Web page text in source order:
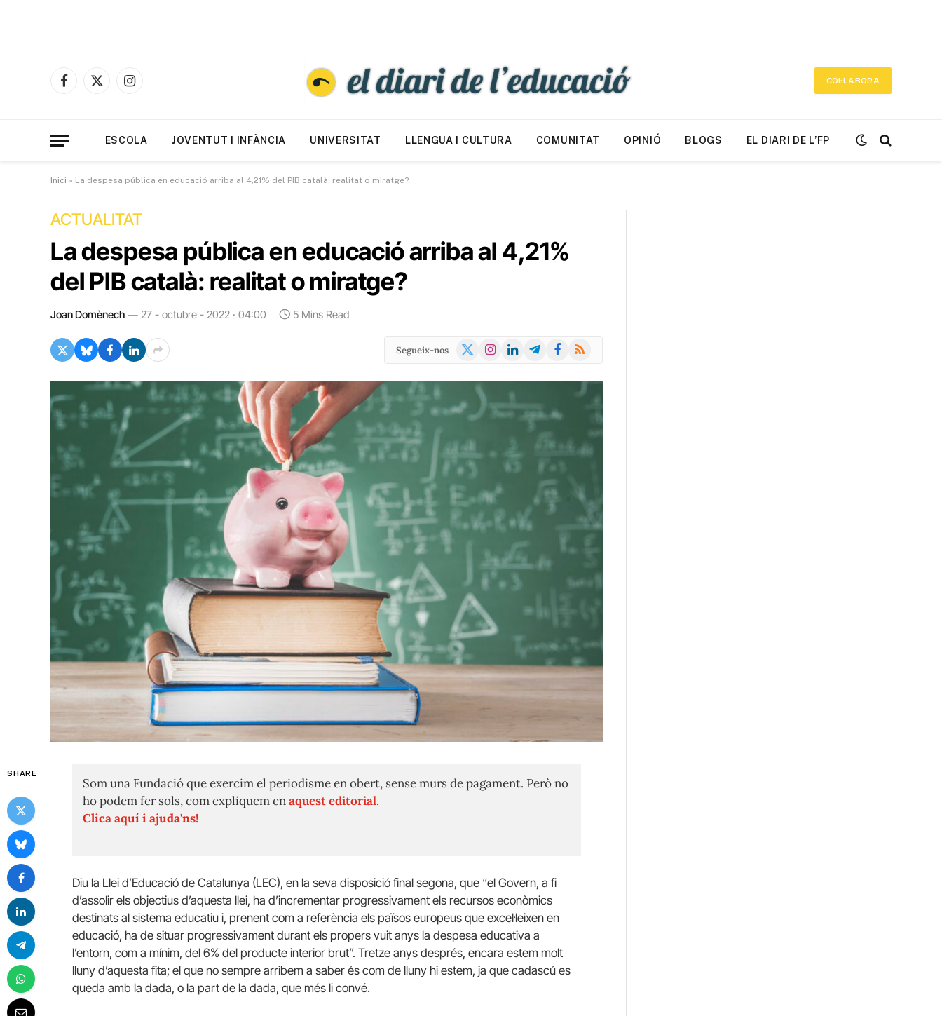
Facebook
X
Instagram
COL·LABORA
ESCOLA JOVENTUT I INFÀNCIA UNIVERSITAT LLENGUA I CULTURA COMUNITAT OPINIÓ BLOGS EL DIARI DE L’FP
Inici » La despesa pública en educació arriba al 4,21% del PIB català: realitat o miratge?
ACTUALITAT
La despesa pública en educació arriba al 4,21%
del PIB català: realitat o miratge?
Joan Domènech 27 - octubre - 2022 · 04:00 5 Mins Read
Segueix-nos
X
Instagram
LinkedInTelegramFacebook
RSS
SHARE
Som una Fundació que exercim el periodisme en obert, sense murs de pagament. Però no
ho podem fer sols, com expliquem enaquest editorial.
Clica aquí i ajuda'ns!
Diu la Llei d’Educació de Catalunya (LEC), en la seva disposició final segona, que “el Govern, a fi
d’assolir els objectius d’aquesta llei, ha d’incrementar progressivament els recursos econòmics
destinats al sistema educatiu i, prenent com a referència els països europeus que excel·leixen en
educació, ha de situar progressivament durant els propers vuit anys la despesa educativa a
l’entorn, com a mínim, del 6% del producte interior brut”. Tretze anys després, encara estem molt
lluny d’aquesta fita; el que no sempre arribem a saber és com de lluny hi estem, ja que cadascú es
queda amb la dada, o la part de la dada, que més li convé.